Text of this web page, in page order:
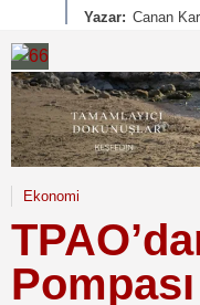
Yazar: Canan
Ekonomi